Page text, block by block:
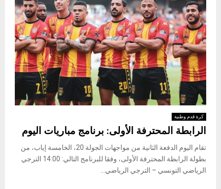
كرة قدم وطنية
الرابطة المحترفة الأولى: برنامج مباريات اليوم
تقام اليوم الدفعة الثانية من مواجهات الجولة 20، الخامسة إياب، من
بطولة الرابطة المحترفة الأولى، وفقا للبرنامج التالي: 14:00 الترجي
الرياضي التونسي – الترجي الرياضي...